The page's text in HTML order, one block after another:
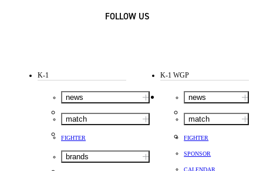
FOLLOW US
K-1
news
match
FIGHTER
brands
K-1 WGP
news
match
FIGHTER
SPONSOR
CALENDAR